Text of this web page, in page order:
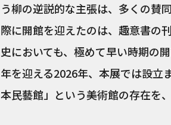
う柳の逆説的な主張は、多くの賛
際に開館を迎えたのは、趣意書の
史においても、極めて早い時期の
年を迎える2026年、本展では設立
本民藝館」という美術館の存在を